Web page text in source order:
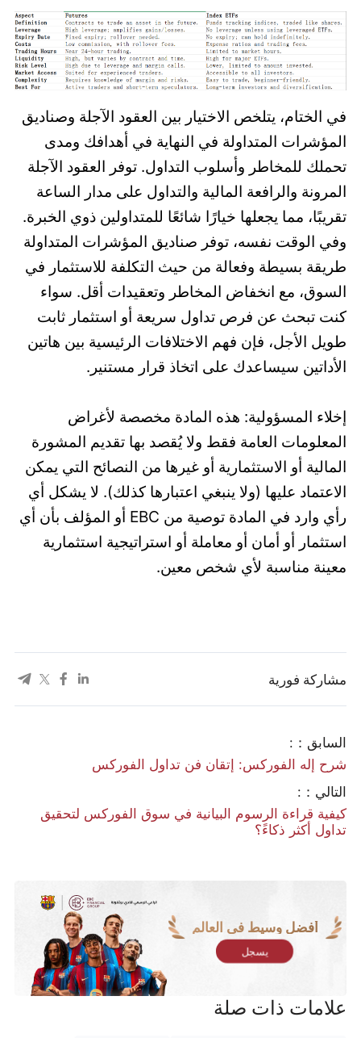
في الختام، يتلخص الاختيار بين العقود الآجلة وصناديق
المؤشرات المتداولة في النهاية في أهدافك ومدى
تحملك للمخاطر وأسلوب التداول. توفر العقود الآجلة
المرونة والرافعة المالية والتداول على مدار الساعة
تقريبًا، مما يجعلها خيارًا شائعًا للمتداولين ذوي الخبرة.
وفي الوقت نفسه، توفر صناديق المؤشرات المتداولة
طريقة بسيطة وفعالة من حيث التكلفة للاستثمار في
السوق، مع انخفاض المخاطر وتعقيدات أقل. سواء
كنت تبحث عن فرص تداول سريعة أو استثمار ثابت
طويل الأجل، فإن فهم الاختلافات الرئيسية بين هاتين
الأداتين سيساعدك على اتخاذ قرار مستنير.
إخلاء المسؤولية: هذه المادة مخصصة لأغراض
المعلومات العامة فقط ولا يُقصد بها تقديم المشورة
المالية أو الاستثمارية أو غيرها من النصائح التي يمكن
الاعتماد عليها (ولا ينبغي اعتبارها كذلك). لا يشكل أي
رأي وارد في المادة توصية من EBC أو المؤلف بأن أي
استثمار أو أمان أو معاملة أو استراتيجية استثمارية
معينة مناسبة لأي شخص معين.
مشاركة فورية
السابق：:
شرح إله الفوركس: إتقان فن تداول الفوركس
التالي：:
كيفية قراءة الرسوم البيانية في سوق الفوركس لتحقيق
تداول أكثر ذكاءً؟
أفضل وسيط في العالم
يسجل
علامات ذات صلة